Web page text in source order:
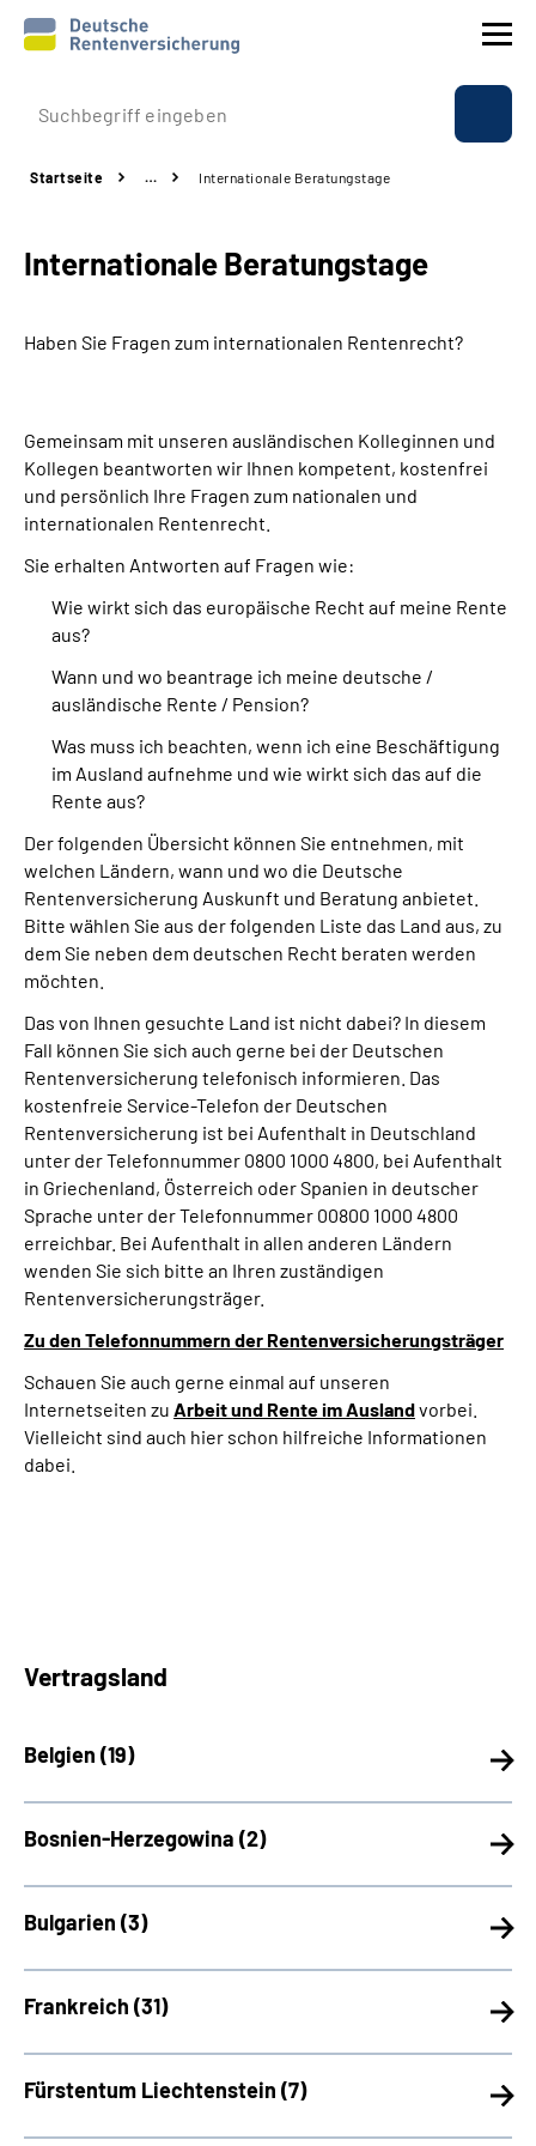
Prävention
Rente
Beratung & Kontakt
Über uns & Presse
Online-Services
Leichte Sprache
Mein Kundenportal
Startseite … Internationale Beratungstage
Internationale Beratungstage
Haben Sie Fragen zum internationalen Rentenrecht?
Gemeinsam mit unseren ausländischen Kolleginnen und
Kollegen beantworten wir Ihnen kompetent, kostenfrei
und persönlich Ihre Fragen zum nationalen und
internationalen Rentenrecht.
Sie erhalten Antworten auf Fragen wie:
Wie wirkt sich das europäische Recht auf meine Rente
aus?
Wann und wo beantrage ich meine deutsche /
ausländische Rente / Pension?
Was muss ich beachten, wenn ich eine Beschäftigung
im Ausland aufnehme und wie wirkt sich das auf die
Rente aus?
Der folgenden Übersicht können Sie entnehmen, mit
welchen Ländern, wann und wo die Deutsche
Rentenversicherung Auskunft und Beratung anbietet.
Bitte wählen Sie aus der folgenden Liste das Land aus, zu
dem Sie neben dem deutschen Recht beraten werden
möchten.
Das von Ihnen gesuchte Land ist nicht dabei? In diesem
Fall können Sie sich auch gerne bei der Deutschen
Rentenversicherung telefonisch informieren. Das
kostenfreie Service-Telefon der Deutschen
Rentenversicherung ist bei Aufenthalt in Deutschland
unter der Telefonnummer 0800 1000 4800, bei Aufenthalt
in Griechenland, Österreich oder Spanien in deutscher
Sprache unter der Telefonnummer 00800 1000 4800
erreichbar. Bei Aufenthalt in allen anderen Ländern
wenden Sie sich bitte an Ihren zuständigen
Rentenversicherungsträger.
Zu den Telefonnummern der Rentenversicherungsträger
Schauen Sie auch gerne einmal auf unseren
Internetseiten zu Arbeit und Rente im Auslandvorbei.
Vielleicht sind auch hier schon hilfreiche Informationen
dabei.
Vertragsland
Belgien (19)
Bosnien-Herzegowina (2)
Bulgarien (3)
Frankreich (31)
Fürstentum Liechtenstein (7)